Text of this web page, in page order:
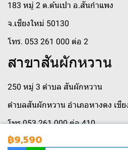
฿9,590
183 หมู่ 2 ต.ต้นเปา อ.สันกำแพง
จ.เชียงใหม่ 50130
โทร. 053 261 000 ต่อ 2
สาขาสันผักหวาน
250 หมู่ 3 ตำบล สันผักหวาน
ตำบลสันผักหวาน อำเภอหางดง เชีย
โทร 053 261 000 ต่อ 410